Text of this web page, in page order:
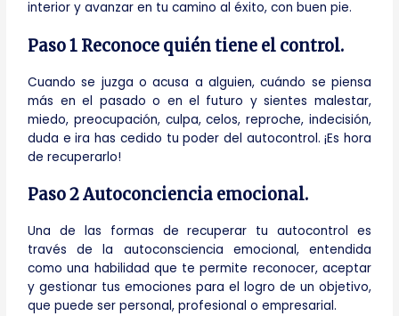
interior y avanzar en tu camino al éxito, con buen pie.
Paso 1 Reconoce quién tiene el control.
Cuando se juzga o acusa a alguien, cuándo se piensa
más en el pasado o en el futuro y sientes malestar,
miedo, preocupación, culpa, celos, reproche, indecisión,
duda e ira has cedido tu poder del autocontrol. ¡Es hora
de recuperarlo!
Paso 2 Autoconciencia emocional.
Una de las formas de recuperar tu autocontrol es
través de la autoconsciencia emocional, entendida
como una habilidad que te permite reconocer, aceptar
y gestionar tus emociones para el logro de un objetivo,
que puede ser personal, profesional o empresarial.